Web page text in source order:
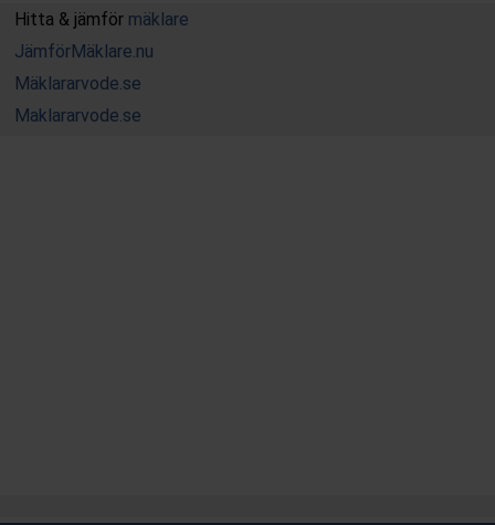
Hitta & jämför mäklare
JämförMäklare.nu
Mäklararvode.se
Maklararvode.se